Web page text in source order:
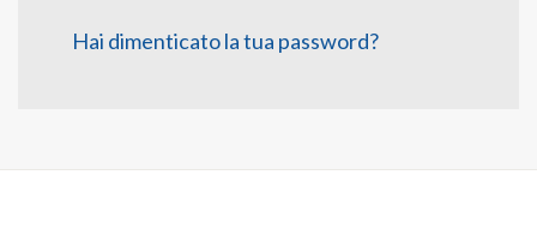
Hai dimenticato la tua password?